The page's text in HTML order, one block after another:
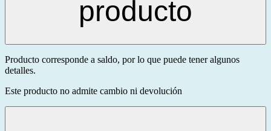
producto
Producto corresponde a saldo, por lo que puede tener algunos
detalles.
Este producto no admite cambio ni devolución